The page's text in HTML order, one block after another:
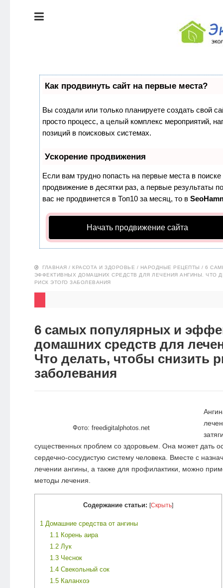
СТИЛЬ
ЭКОЛОГИЯ
ДОМА
КРАСОТА И
ПИТАНИЕ
БЛОГ
Как продвинуть сайт на первые места?
Вы создали или только планируете создать свой
просто процесс, а целый комплекс мероприятий,
позиций в поисковых системах.
Ускорение продвижения
Если вам трудно попасть на первые места в
продвижение в десятки раз, а первые результаты
вас не продвинется в Топ10 за месяц, то в
Начать продвижение сайта
ГЛАВНАЯ / КРАСОТА И ЗДОРОВЬЕ / НАРОДНЫЕ РЕЦЕПТЫ /6
ЭФФЕКТИВНЫХ ДОМАШНИХ СРЕДСТВ ДЛЯ ЛЕЧЕНИЯ АНГИНЫ. ЧТО
РИСК ЭТОГО ЗАБОЛЕВАНИЯ
6 самых популярных и
домашних средств для
Что делать, чтобы снизить
заболевания
Фото: freedigitalphotos.net
существенных проблем со здоровьем. Она может дать
сердечно-сосудистую систему человека. Вместе с
лечении ангины, а также для профилактики, можно
методы лечения.
Содержание статьи: [Скрыть]
1Домашние средства от ангины
1.1Корень аира
1.2Лук
1.3Чеснок
1.4Свекольный сок
1.5Каланхоэ